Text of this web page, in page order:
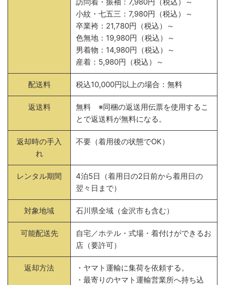
小紋・七五三：7,980円（税込）～
卒業袴：21,780円（税込）～
色無地：19,980円（税込）～
男着物：14,980円（税込）～
産着：5,980円（税込）～
配送料 税込10,000円以上の場合：無料
返送料
無料 ※同梱の返送用伝票を使用するこ
とで返送料が無料になる。
返却時の手入
れ
不要（着用後の状態でOK）
レンタル期間
4泊5日（着用日の2日前から着用日の
翌々日まで）
対象地域 石川県全域（金沢市も含む）
可能配送先
自宅／ホテル・式場・着付けができるお
店（要許可）
返却方法
・ヤマト運輸に集荷を依頼する。
・最寄りのヤマト運輸営業所へ持ち込